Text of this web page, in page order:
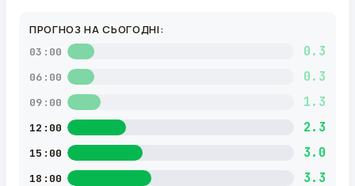
ПРОГНОЗ НА СЬОГОДНІ:
03:00 0.3
06:00 0.3
09:00 1.3
12:00 2.3
15:00 3.0
18:00 3.3